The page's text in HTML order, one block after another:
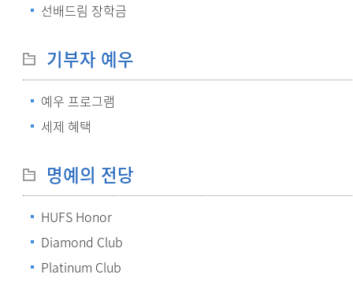
선배드림 장학금
기부자 예우
예우 프로그램
세제 혜택
명예의 전당
HUFS Honor
Diamond Club
Platinum Club